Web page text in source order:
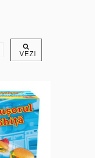
VEZI